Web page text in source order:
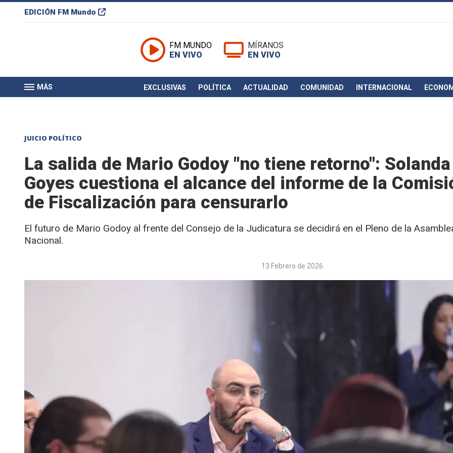
EDICIÓN FM Mundo
FM MUNDO
EN VIVO
MÍRANOS
EN VIVO
MÁS EXCLUSIVAS POLÍTICA ACTUALIDAD COMUNIDAD INTERNACIONAL
JUICIO POLÍTICO
La salida de Mario Godoy "no tiene retorno": Solanda
Goyes cuestiona el alcance del informe de la
de Fiscalización para censurarlo
El futuro de Mario Godoy al frente del Consejo de la Judicatura se decidirá en el Pleno de la
Nacional.
13 Febrero de 2026